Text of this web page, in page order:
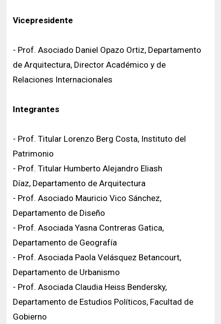
Vicepresidente
- Prof. Asociado Daniel Opazo Ortiz, Departamento
de Arquitectura, Director Académico y de
Relaciones Internacionales
Integrantes
- Prof. Titular Lorenzo Berg Costa, Instituto del
Patrimonio
- Prof. Titular Humberto Alejandro Eliash
Díaz, Departamento de Arquitectura
- Prof. Asociado Mauricio Vico Sánchez,
Departamento de Diseño
- Prof. Asociada Yasna Contreras Gatica,
Departamento de Geografía
- Prof. Asociada Paola Velásquez Betancourt,
Departamento de Urbanismo
- Prof. Asociada Claudia Heiss Bendersky,
Departamento de Estudios Políticos, Facultad de
Gobierno